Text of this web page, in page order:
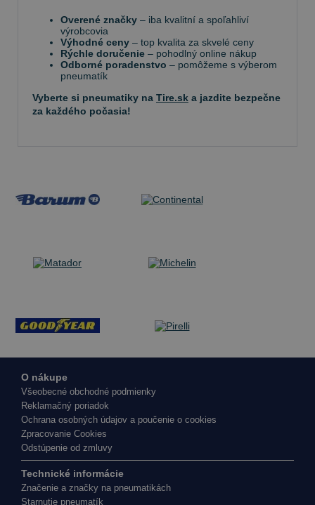
Overené značky – iba kvalitní a spoľahliví
výrobcovia
Výhodné ceny – top kvalita za skvelé ceny
Rýchle doručenie – pohodlný online nákup
Odborné poradenstvo – pomôžeme s výberom
pneumatík
Vyberte si pneumatiky na Tire.sk a jazdite bezpečne
za každého počasia!
O nákupe
Všeobecné obchodné podmienky
Reklamačný poriadok
Ochrana osobných údajov a poučenie o cookies
Zpracovanie Cookies
Odstúpenie od zmluvy
Technické informácie
Značenie a značky na pneumatikách
Starnutie pneumatík